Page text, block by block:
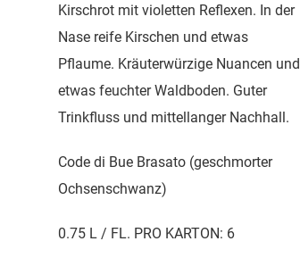
Kirschrot mit violetten Reflexen. In der
Nase reife Kirschen und etwas
Pflaume. Kräuterwürzige Nuancen und
etwas feuchter Waldboden. Guter
Trinkfluss und mittellanger Nachhall.
Code di Bue Brasato (geschmorter
Ochsenschwanz)
0.75 L / FL. PRO KARTON: 6